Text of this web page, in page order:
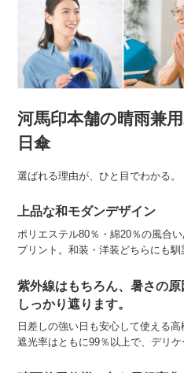
河馬印本舗の晴雨兼
日傘
選ばれる理由が、ひと目でわかる。
上品な和モダンデザイン
ポリエステル80％・綿20％の風合
プリント。和装・洋装どちらにも馴
紫外線はもちろん、暑さの
しっかり遮ります。
日差しの強い日も安心して使える
遮光率はともに99％以上で、デリケ